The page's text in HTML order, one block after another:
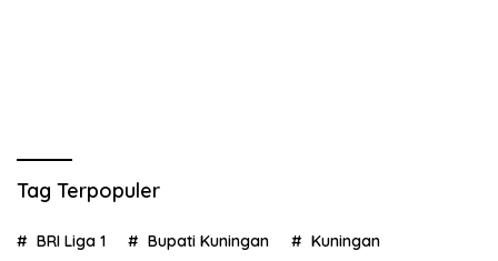
Tag Terpopuler
BRI Liga 1 Bupati Kuningan Kuningan